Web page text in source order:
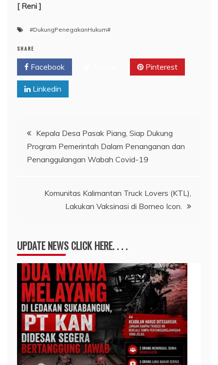
[ Reni ]
#DukungPenegakanHukum#
SHARE
Facebook Pinterest
Linkedin
Navigasi
pos
Kepala Desa Pasak Piang, Siap Dukung
Program Pemerintah Dalam Penanganan dan
Penanggulangan Wabah Covid-19
Komunitas Kalimantan Truck Lovers (KTL),
Lakukan Vaksinasi di Borneo Icon.
UPDATE NEWS CLICK HERE. . . .